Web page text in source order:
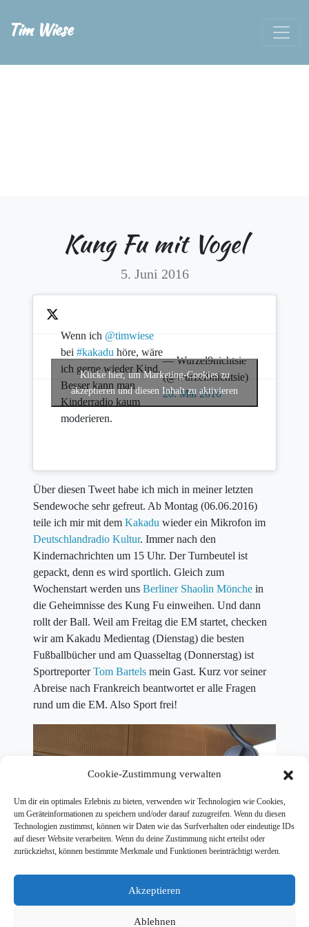
Cookie-Zustimmung verwalten
Um dir ein optimales Erlebnis zu bieten, verwenden wir Technologien wie Cookies,
um Geräteinformationen zu speichern und/oder darauf zuzugreifen. Wenn du diesen
Technologien zustimmst, können wir Daten wie das Surfverhalten oder eindeutige IDs
auf dieser Website verarbeiten. Wenn du deine Zustimmung nicht erteilst oder
zurückziehst, können bestimmte Merkmale und Funktionen beeinträchtigt werden.
Akzeptieren
Ablehnen
Tim Wiese
Kung Fu mit Vogel
5. Juni 2016
Wenn ich @timwiese
bei #kakadu höre, wäre
ich gerne wieder Kind.
Besser kann man
Kinderradio kaum
moderieren.
— Wurzel9nichtsie
(@wurzel9nichtsie)
20. Mai 2016
Klicke hier, um Marketing-Cookies zu
akzeptieren und diesen Inhalt zu aktivieren
Über diesen Tweet habe ich mich in meiner letzten
Sendewoche sehr gefreut. Ab Montag (06.06.2016)
teile ich mir mit dem Kakadu wieder ein Mikrofon im
Deutschlandradio Kultur. Immer nach den
Kindernachrichten um 15 Uhr. Der Turnbeutel ist
gepackt, denn es wird sportlich. Gleich zum
Wochenstart werden uns Berliner Shaolin Mönche in
die Geheimnisse des Kung Fu einweihen. Und dann
rollt der Ball. Weil am Freitag die EM startet, checken
wir am Kakadu Medientag (Dienstag) die besten
Fußballbücher und am Quasseltag (Donnerstag) ist
SportreporterTom Bartels mein Gast. Kurz vor seiner
Abreise nach Frankreich beantwortet er alle Fragen
rund um die EM. Also Sport frei!